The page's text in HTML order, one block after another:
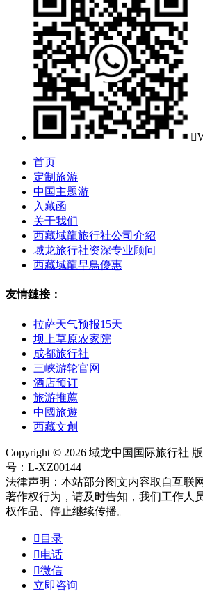

首页
定制旅游
中国主题游
入藏函
关于我们
西藏域龍旅行社公司介紹
域龙旅行社资深专业顾问
西藏域龍早鳥優惠
友情鏈接：
拉萨天气预报15天
坝上草原农家院
成都旅行社
三峡游轮官网
酒店预订
旅游推薦
中國旅遊
西藏文創
Copyright © 2026 域龙中国国际旅行社
号：L-XZ00144
法律声明：本站部分图文内容取自互联
著作权行为，请及时告知，我们工作人
权作品、停止继续传播。
 目录
电话
微信
立即咨询